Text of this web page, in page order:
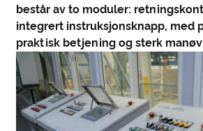
består av to moduler:
integrert instruksjonsknapp, med
praktisk betjening og sterk